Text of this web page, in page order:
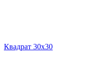
Квадрат 30х30